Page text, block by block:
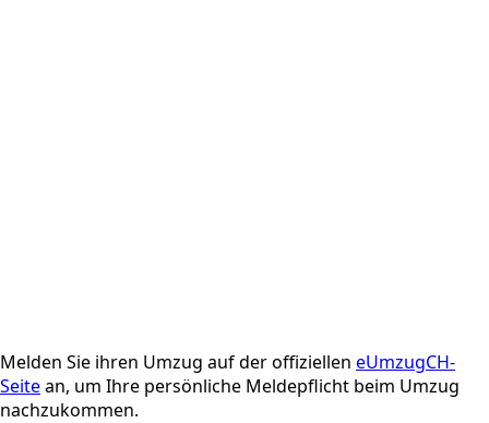
Melden Sie ihren Umzug auf der offiziellen eUmzugCH-
Seitean, um Ihre persönliche Meldepflicht beim Umzug
nachzukommen.